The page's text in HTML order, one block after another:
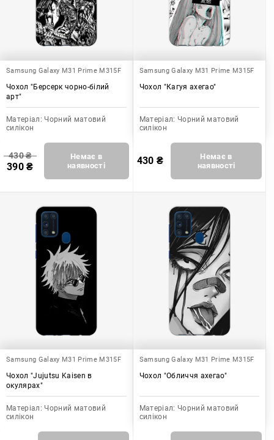
Samsung Galaxy M31 Prime M315F
Чохол "Берсерк чорно-білий
арт"
Матеріал: Чорний матовий
силікон
430₴
390₴
Немає в
наявності
Samsung Galaxy M31 Prime M315F
Чохол "Кагуя ахегао"
Матеріал: Чорний матовий
силікон
430 ₴
Немає в
наявності
Samsung Galaxy M31 Prime M315F
Чохол "Jujutsu Kaisen в
окулярах"
Матеріал: Чорний матовий
силікон
Samsung Galaxy M31 Prime M315F
Чохол "Обличчя ахегао"
Матеріал: Чорний матовий
силікон